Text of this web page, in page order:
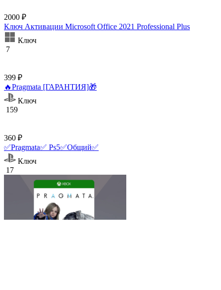
2000 ₽
Ключ Активации Microsoft Office 2021 Professional Plus
Ключ
7
399 ₽
🔥Pragmata [ГАРАНТИЯ]🎁
Ключ
159
360 ₽
✅Pragmata✅ Ps5✅Общий✅
Ключ
17